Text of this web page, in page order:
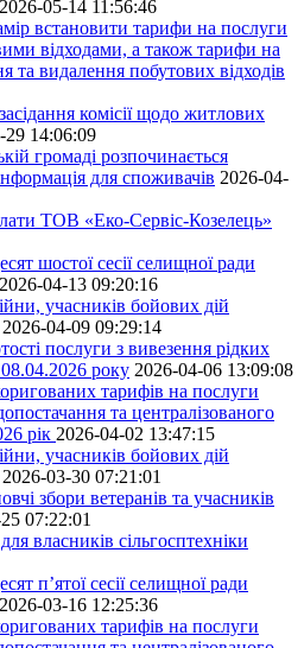
2026-05-14 11:56:46
встановити тарифи на послуги
відходами, а також тарифи на
та видалення побутових відходів
комісії щодо житлових
29 14:06:09
громаді розпочинається
для споживачів 2026-04-
ТОВ «Еко-Сервіс-Козелець»
шостої сесії селищної ради
2026-04-13 09:20:16
учасників бойових дій
2026-04-09 09:29:14
послуги з вивезення рідких
08.04.2026 року 2026-04-06 13:09:08
тарифів на послуги
та централізованого
рік 2026-04-02 13:47:15
учасників бойових дій
2026-03-30 07:21:01
збори ветеранів та учасників
07:22:01
власників сільгосптехніки
п’ятої сесії селищної ради
2026-03-16 12:25:36
тарифів на послуги